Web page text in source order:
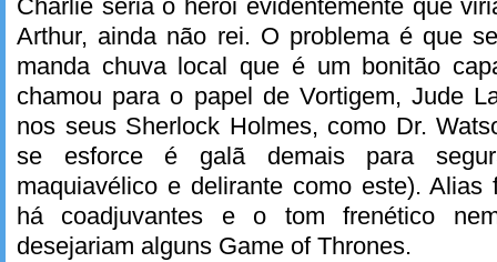
Charlie seria o herói evidentemente que
Arthur, ainda não rei. O problema é que
manda chuva local que é um bonitão
chamou para o papel de Vortigem, Jude
nos seus Sherlock Holmes, como Dr.
se esforce é galã demais para
maquiavélico e delirante como este). Alias
há coadjuvantes e o tom frenético
desejariam alguns Game of Thrones.